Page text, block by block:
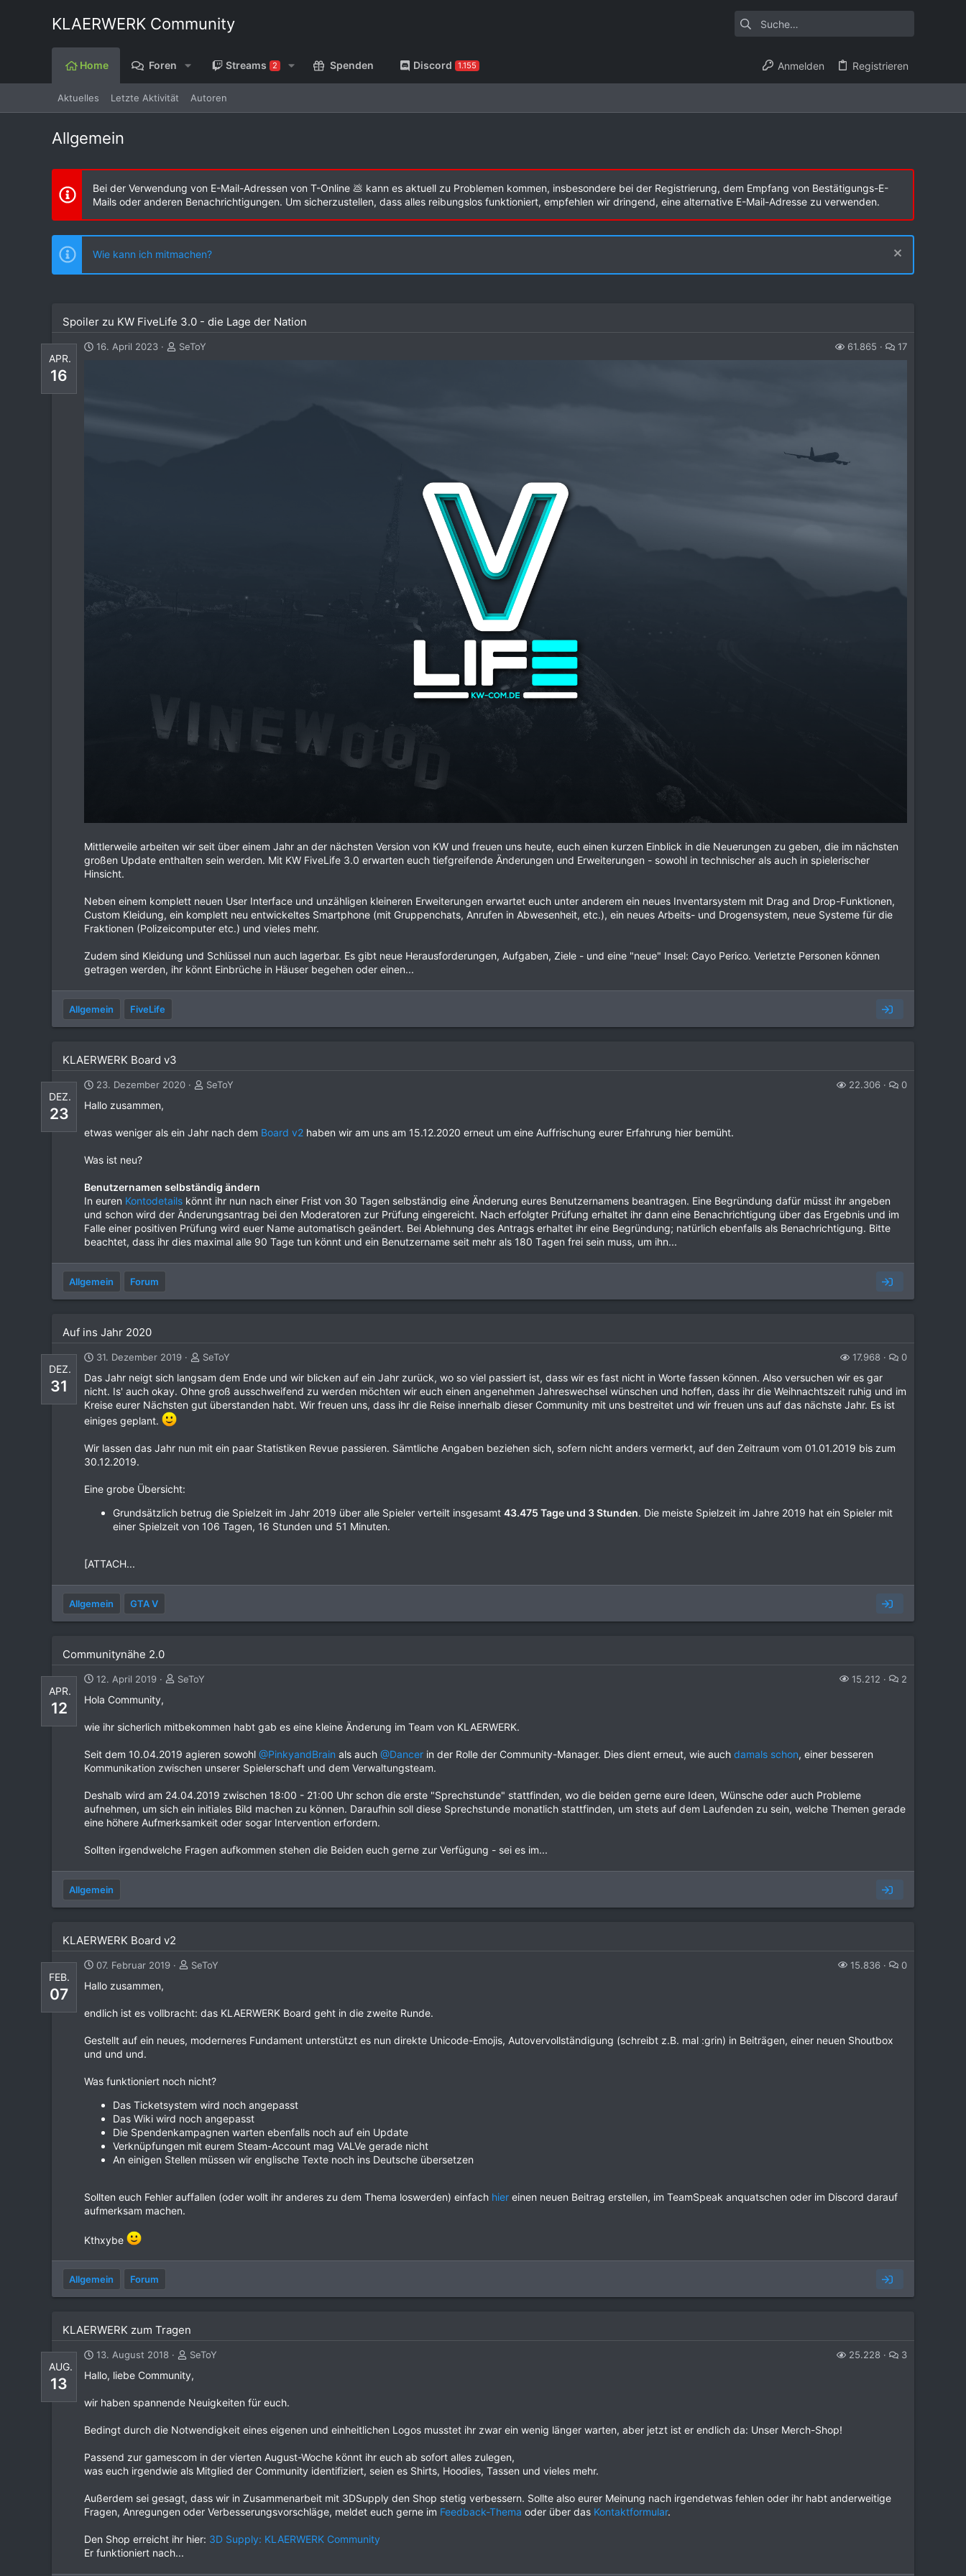
KLAERWERK Community
Home Foren Streams 2 Spenden Discord 1.155 Anmelden Registrieren
Aktuelles Letzte Aktivität Autoren
Allgemein
Bei der Verwendung von E-Mail-Adressen von T-Online 💩 kann es aktuell zu Problemen kommen, insbesondere bei der Registrierung, dem Empfang von Bestätigungs-E-
Mails oder anderen Benachrichtigungen. Um sicherzustellen, dass alles reibungslos funktioniert, empfehlen wir dringend, eine alternative E-Mail-Adresse zu verwenden.
Wie kann ich mitmachen?
Spoiler zu KW FiveLife 3.0 - die Lage der Nation
APR.
16
16. April 2023 SeToY 61.865 17
Mittlerweile arbeiten wir seit über einem Jahr an der nächsten Version von KW und freuen uns heute, euch einen kurzen Einblick in die Neuerungen zu geben, die im nächsten
großen Update enthalten sein werden. Mit KW FiveLife 3.0 erwarten euch tiefgreifende Änderungen und Erweiterungen - sowohl in technischer als auch in spielerischer
Hinsicht.
Neben einem komplett neuen User Interface und unzähligen kleineren Erweiterungen erwartet euch unter anderem ein neues Inventarsystem mit Drag and Drop-Funktionen,
Custom Kleidung, ein komplett neu entwickeltes Smartphone (mit Gruppenchats, Anrufen in Abwesenheit, etc.), ein neues Arbeits- und Drogensystem, neue Systeme für die
Fraktionen (Polizeicomputer etc.) und vieles mehr.
Zudem sind Kleidung und Schlüssel nun auch lagerbar. Es gibt neue Herausforderungen, Aufgaben, Ziele - und eine "neue" Insel: Cayo Perico. Verletzte Personen können
getragen werden, ihr könnt Einbrüche in Häuser begehen oder einen...
Allgemein FiveLife
KLAERWERK Board v3
DEZ.
23
23. Dezember 2020 SeToY 22.306 0
Hallo zusammen,
etwas weniger als ein Jahr nach dem Board v2 haben wir am uns am 15.12.2020 erneut um eine Auffrischung eurer Erfahrung hier bemüht.
Was ist neu?
Benutzernamen selbständig ändern
In euren Kontodetails könnt ihr nun nach einer Frist von 30 Tagen selbständig eine Änderung eures Benutzernamens beantragen. Eine Begründung dafür müsst ihr angeben
und schon wird der Änderungsantrag bei den Moderatoren zur Prüfung eingereicht. Nach erfolgter Prüfung erhaltet ihr dann eine Benachrichtigung über das Ergebnis und im
Falle einer positiven Prüfung wird euer Name automatisch geändert. Bei Ablehnung des Antrags erhaltet ihr eine Begründung; natürlich ebenfalls als Benachrichtigung. Bitte
beachtet, dass ihr dies maximal alle 90 Tage tun könnt und ein Benutzername seit mehr als 180 Tagen frei sein muss, um ihn...
Allgemein Forum
Auf ins Jahr 2020
DEZ.
31
31. Dezember 2019 SeToY 17.968 0
Das Jahr neigt sich langsam dem Ende und wir blicken auf ein Jahr zurück, wo so viel passiert ist, dass wir es fast nicht in Worte fassen können. Also versuchen wir es gar
nicht. Is' auch okay. Ohne groß ausschweifend zu werden möchten wir euch einen angenehmen Jahreswechsel wünschen und hoffen, dass ihr die Weihnachtszeit ruhig und im
Kreise eurer Nächsten gut überstanden habt. Wir freuen uns, dass ihr die Reise innerhalb dieser Community mit uns bestreitet und wir freuen uns auf das nächste Jahr. Es ist
einiges geplant.
Wir lassen das Jahr nun mit ein paar Statistiken Revue passieren. Sämtliche Angaben beziehen sich, sofern nicht anders vermerkt, auf den Zeitraum vom 01.01.2019 bis zum
30.12.2019.
Eine grobe Übersicht:
Grundsätzlich betrug die Spielzeit im Jahr 2019 über alle Spieler verteilt insgesamt 43.475 Tage und 3 Stunden. Die meiste Spielzeit im Jahre 2019 hat ein Spieler mit
einer Spielzeit von 106 Tagen, 16 Stunden und 51 Minuten.
[ATTACH...
Allgemein GTA V
Communitynähe 2.0
APR.
12
12. April 2019 SeToY 15.212 2
Hola Community,
wie ihr sicherlich mitbekommen habt gab es eine kleine Änderung im Team von KLAERWERK.
Seit dem 10.04.2019 agieren sowohl @PinkyandBrain als auch @Dancer in der Rolle der Community-Manager. Dies dient erneut, wie auch damals schon, einer besseren
Kommunikation zwischen unserer Spielerschaft und dem Verwaltungsteam.
Deshalb wird am 24.04.2019 zwischen 18:00 - 21:00 Uhr schon die erste "Sprechstunde" stattfinden, wo die beiden gerne eure Ideen, Wünsche oder auch Probleme
aufnehmen, um sich ein initiales Bild machen zu können. Daraufhin soll diese Sprechstunde monatlich stattfinden, um stets auf dem Laufenden zu sein, welche Themen gerade
eine höhere Aufmerksamkeit oder sogar Intervention erfordern.
Sollten irgendwelche Fragen aufkommen stehen die Beiden euch gerne zur Verfügung - sei es im...
Allgemein
KLAERWERK Board v2
FEB.
07
07. Februar 2019 SeToY 15.836 0
Hallo zusammen,
endlich ist es vollbracht: das KLAERWERK Board geht in die zweite Runde.
Gestellt auf ein neues, moderneres Fundament unterstützt es nun direkte Unicode-Emojis, Autovervollständigung (schreibt z.B. mal :grin) in Beiträgen, einer neuen Shoutbox
und und und.
Was funktioniert noch nicht?
Das Ticketsystem wird noch angepasst
Das Wiki wird noch angepasst
Die Spendenkampagnen warten ebenfalls noch auf ein Update
Verknüpfungen mit eurem Steam-Account mag VALVe gerade nicht
An einigen Stellen müssen wir englische Texte noch ins Deutsche übersetzen
Sollten euch Fehler auffallen (oder wollt ihr anderes zu dem Thema loswerden) einfach hier einen neuen Beitrag erstellen, im TeamSpeak anquatschen oder im Discord darauf
aufmerksam machen.
Kthxybe
Allgemein Forum
KLAERWERK zum Tragen
AUG.
13
13. August 2018 SeToY 25.228 3
Hallo, liebe Community,
wir haben spannende Neuigkeiten für euch.
Bedingt durch die Notwendigkeit eines eigenen und einheitlichen Logos musstet ihr zwar ein wenig länger warten, aber jetzt ist er endlich da: Unser Merch-Shop!
Passend zur gamescom in der vierten August-Woche könnt ihr euch ab sofort alles zulegen,
was euch irgendwie als Mitglied der Community identifiziert, seien es Shirts, Hoodies, Tassen und vieles mehr.
Außerdem sei gesagt, dass wir in Zusammenarbeit mit 3DSupply den Shop stetig verbessern. Sollte also eurer Meinung nach irgendetwas fehlen oder ihr habt anderweitige
Fragen, Anregungen oder Verbesserungsvorschläge, meldet euch gerne im Feedback-Thema oder über das Kontaktformular.
Den Shop erreicht ihr hier: 3D Supply: KLAERWERK Community
Er funktioniert nach...